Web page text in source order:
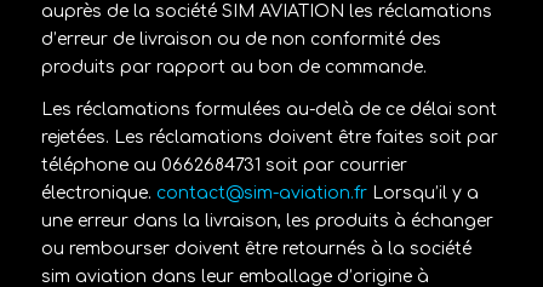
auprès de la société SIM AVIATION les réclamations
d’erreur de livraison ou de non conformité des
produits par rapport au bon de commande.
Les réclamations formulées au-delà de ce délai sont
rejetées. Les réclamations doivent être faites soit par
téléphone au 0662684731 soit par courrier
électronique. contact@sim-aviation.frLorsqu’il y a
une erreur dans la livraison, les produits à échanger
ou rembourser doivent être retournés à la société
sim aviation dans leur emballage d’origine à